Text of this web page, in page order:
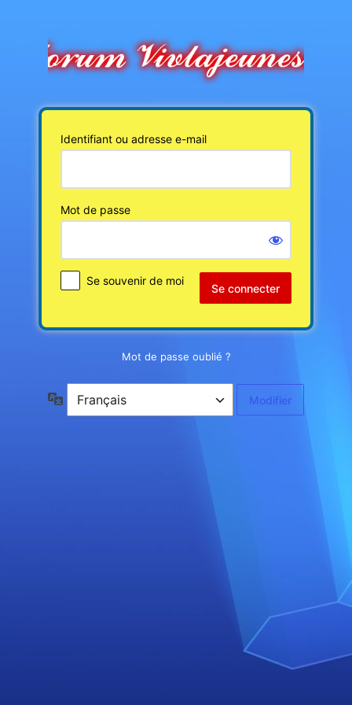
connecter
Identifiant ou adresse e-mail
Mot de passe
Se souvenir de moi
Mot de passe oublié ?
Langue